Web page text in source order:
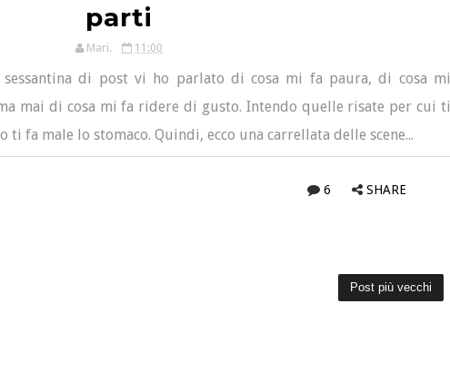
parti
Mari. 11:00
di post vi ho parlato di cosa mi fa paura, di cosa mi
mai di cosa mi fa ridere di gusto. Intendo quelle risate per cui ti
ti fa male lo stomaco. Quindi, ecco una carrellata delle scene...
6 SHARE
Post più vecchi